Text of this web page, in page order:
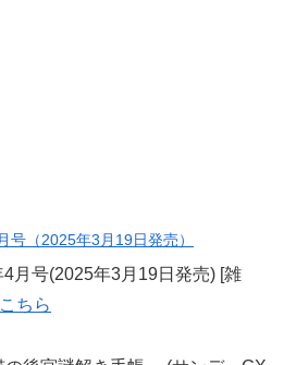
号（2025年3月19日発売）
月号(2025年3月19日発売) [雑
ちら